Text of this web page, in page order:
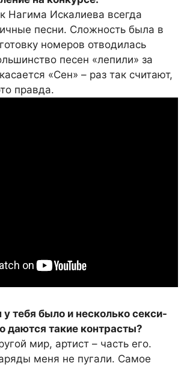
Нагима Искалиева всегда
песни. Сложность была в
номеров отводилась
песен «лепили» за
«Сен» – раз так считают,
правда.
у тебя было и несколько секси-
даются такие контрасты?
мир, артист – часть его.
меня не пугали. Самое